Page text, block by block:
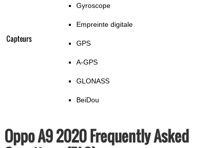
Capteurs
Gyroscope
Empreinte digitale
GPS
A-GPS
GLONASS
BeiDou
Oppo A9 2020 Frequently Asked